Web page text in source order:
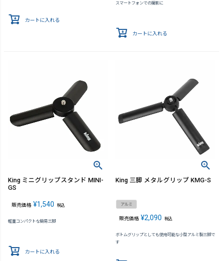
カートに入れる
スマートフォンでの撮影に
カートに入れる
King ミニグリップスタンド MINI-
GS
販売価格 ¥1,540 税込
軽量コンパクトな簡易三脚
カートに入れる
King 三脚 メタルグリップ KMG-S
アルミ
販売価格 ¥2,090 税込
ボトムグリップとしても使用可能な小型アルミ製三脚で
す